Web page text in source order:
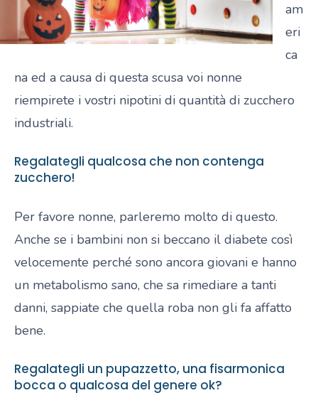
am
eri
ca
na ed a causa di questa scusa voi nonne
riempirete i vostri nipotini di quantità di zucchero
industriali.
Regalategli qualcosa che non contenga
zucchero!
Per favore nonne, parleremo molto di questo.
Anche se i bambini non si beccano il diabete così
velocemente perché sono ancora giovani e hanno
un metabolismo sano, che sa rimediare a tanti
danni, sappiate che quella roba non gli fa affatto
bene.
Regalategli un pupazzetto, una fisarmonica
bocca o qualcosa del genere ok?